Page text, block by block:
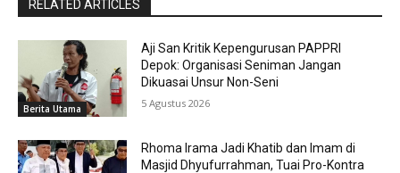
RELATED ARTICLES
Berita Utama
Aji San Kritik Kepengurusan PAPPRI
Depok: Organisasi Seniman Jangan
Dikuasai Unsur Non-Seni
5 Agustus 2026
Rhoma Irama Jadi Khatib dan Imam di
Masjid Dhyufurrahman, Tuai Pro-Kontra